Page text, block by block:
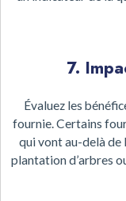
7.
Évaluez les
fournie. Certains
qui vont au-delà de
plantation d’arbres